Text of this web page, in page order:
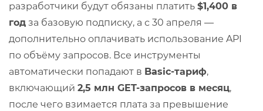
разработчики будут обязаны платить $1,400 в
год за базовую подписку, а с 30 апреля —
дополнительно оплачивать использование API
по объёму запросов. Все инструменты
автоматически попадают в Basic-тариф,
включающий 2,5 млн GET-запросов в месяц,
после чего взимается плата за превышение